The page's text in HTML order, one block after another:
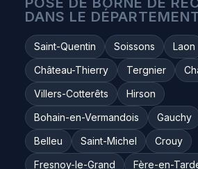
DANS LE
Saint-Quentin Soissons
Laon
Château-Thierry
Tergnier
Villers-Cotterêts
Hirson
Bohain-en-Vermandois
Gauchy
Belleu
Saint-Michel
Crouy
Fresnoy-le-Grand
Fère-en-